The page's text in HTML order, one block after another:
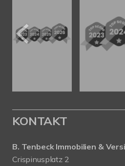
KONTAKT
B. Tenbeck Immobilien &
Crispinusplatz 2